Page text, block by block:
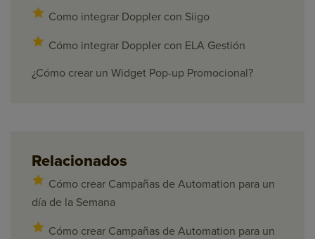
Como integrar Doppler con Siigo
Cómo integrar Doppler con ELA Gestión
¿Cómo crear un Widget Pop-up Promocional?
Relacionados
Cómo crear Campañas de Automation para un
día de la Semana
Cómo crear Campañas de Automation para un